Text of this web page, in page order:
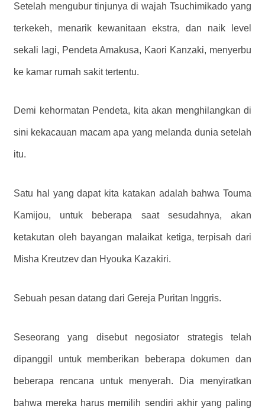
Setelah mengubur tinjunya di wajah Tsuchimikado yang
terkekeh, menarik kewanitaan ekstra, dan naik level
sekali lagi, Pendeta Amakusa, Kaori Kanzaki, menyerbu
ke kamar rumah sakit tertentu.
Demi kehormatan Pendeta, kita akan menghilangkan di
sini kekacauan macam apa yang melanda dunia setelah
itu.
Satu hal yang dapat kita katakan adalah bahwa Touma
Kamijou, untuk beberapa saat sesudahnya, akan
ketakutan oleh bayangan malaikat ketiga, terpisah dari
Misha Kreutzev dan Hyouka Kazakiri.
Sebuah pesan datang dari Gereja Puritan Inggris.
Seseorang yang disebut negosiator strategis telah
dipanggil untuk memberikan beberapa dokumen dan
beberapa rencana untuk menyerah. Dia menyiratkan
bahwa mereka harus memilih sendiri akhir yang paling